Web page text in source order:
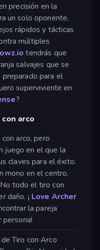
precisión en la
un solo oponente,
rápidos y tácticas
múltiples
tendrás que
salvajes que se
para el
superviviente en
?
arco
arco, pero
juego en el que la
claves para el éxito.
mono en el centro,
todo el tiro con
daño. ¡ Love Archer
la pareja
persona!
Tiro con Arco